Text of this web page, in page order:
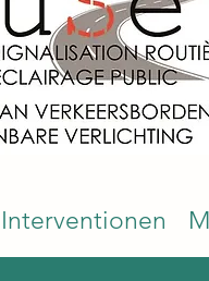
Interventionen